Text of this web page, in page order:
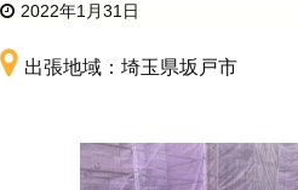
2022年1月31日
出張地域：埼玉県坂戸市